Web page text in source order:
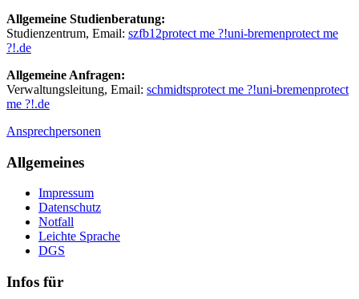
Allgemeine Studienberatung:
Studienzentrum, Email: szfb12protect me ?!uni-bremenprotect me
?!.de
Allgemeine Anfragen:
Verwaltungsleitung, Email: schmidtsprotect me ?!uni-bremenprotect
me ?!.de
Ansprechpersonen
Allgemeines
Impressum
Datenschutz
Notfall
Leichte Sprache
DGS
Infos für